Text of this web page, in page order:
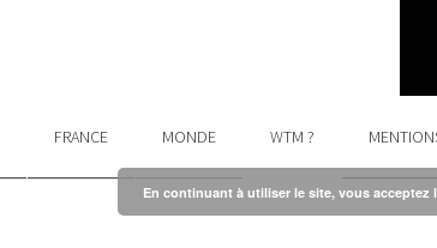
FRANCE MONDE WTM ?
En continuant à utiliser le site, vous acceptez